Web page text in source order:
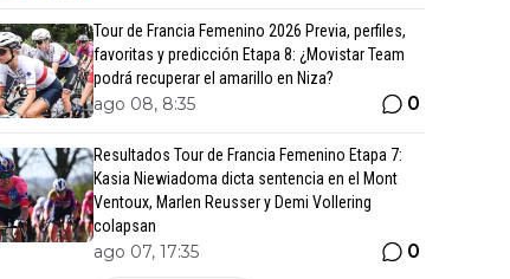
Tour de Francia Femenino 2026 Previa, perfiles,
favoritas y predicción Etapa 8: ¿Movistar Team
podrá recuperar el amarillo en Niza?
ago 08, 8:35 0
Resultados Tour de Francia Femenino Etapa 7:
Kasia Niewiadoma dicta sentencia en el Mont
Ventoux, Marlen Reusser y Demi Vollering
colapsan
ago 07, 17:35 0